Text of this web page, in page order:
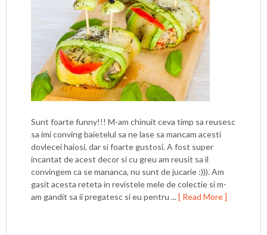
Sunt foarte funny!!! M-am chinuit ceva timp sa reusesc
sa imi conving baietelul sa ne lase sa mancam acesti
dovlecei haiosi, dar si foarte gustosi. A fost super
incantat de acest decor si cu greu am reusit sa il
convingem ca se mananca, nu sunt de jucarie :))). Am
gasit acesta reteta in revistele mele de colectie si m-
am gandit sa ii pregatesc si eu pentru ...[ Read More ]